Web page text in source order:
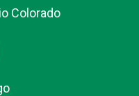
Colorado